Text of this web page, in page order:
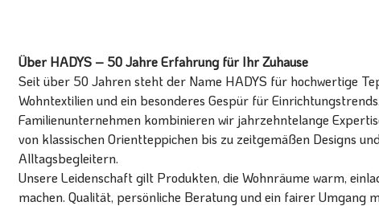
Über HADYS – 50 Jahre Erfahrung für Ihr Zuhause
Seit über 50 Jahren steht der Name HADYS für hochwertige
Wohntextilien und ein besonderes Gespür für
Familienunternehmen kombinieren wir jahrzehntelange
von klassischen Orientteppichen bis zu zeitgemäßen Designs
Alltagsbegleitern.
Unsere Leidenschaft gilt Produkten, die Wohnräume warm,
machen. Qualität, persönliche Beratung und ein fairer Umgang